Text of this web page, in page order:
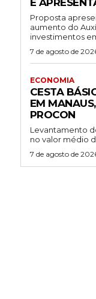
Proposta
aumento do
investimentos
7 de agosto de
ECONOMIA
CESTA
EM
PROCON
Levantamento
no valor médio
7 de agosto de